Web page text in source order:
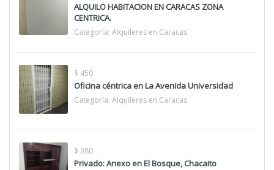
ALQUILO HABITACION EN CARACAS ZONA
CENTRICA.
Categoría: Alquileres en Caracas
$ 450
Oficina céntrica en La Avenida Universidad
Categoría: Alquileres en Caracas
$ 380
Privado: Anexo en El Bosque, Chacaito